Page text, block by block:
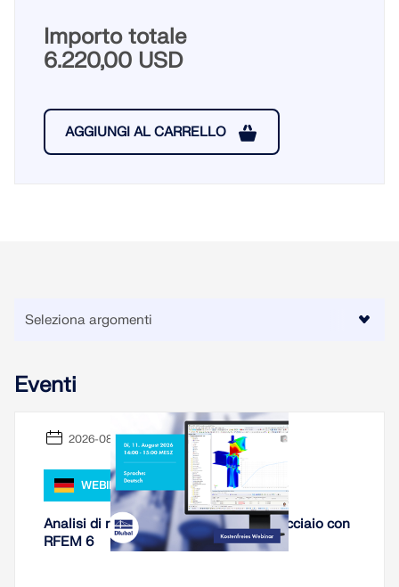
Importo totale
6.220,00 USD
AGGIUNGI AL CARRELLO
Eventi
2026-08-11
WEBINAR
Analisi di rigidezza di collegamenti in acciaio con
RFEM 6